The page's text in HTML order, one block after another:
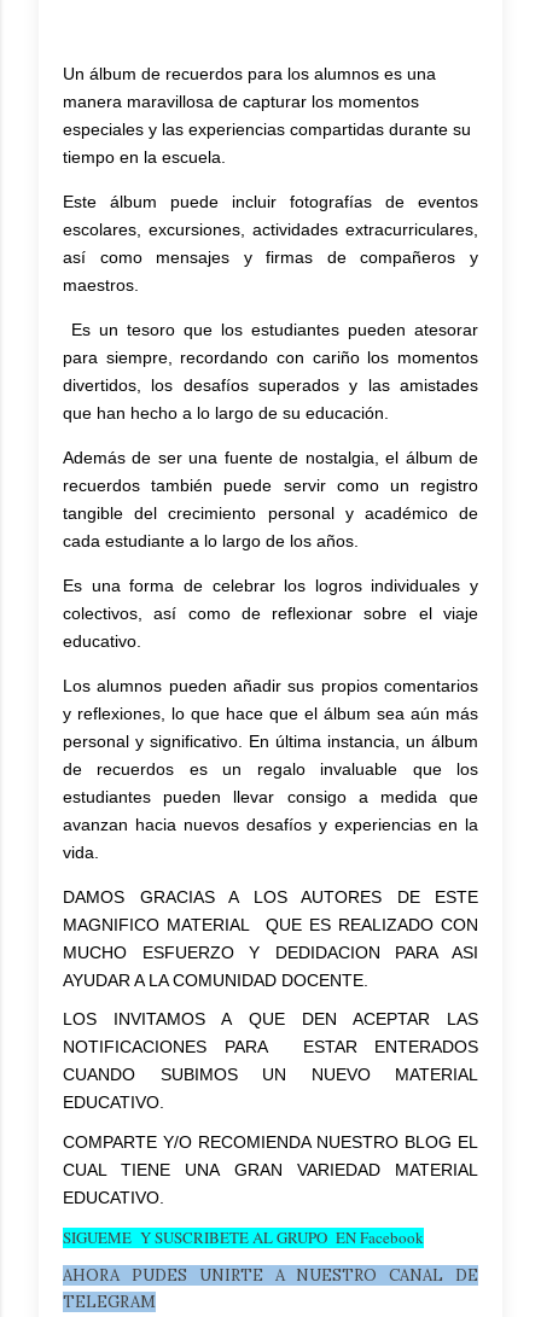
Un álbum de recuerdos para los alumnos es una
manera maravillosa de capturar los momentos
especiales y las experiencias compartidas durante su
tiempo en la escuela.
Este álbum puede incluir fotografías de eventos
escolares, excursiones, actividades extracurriculares,
así como mensajes y firmas de compañeros y
maestros.
Es un tesoro que los estudiantes pueden atesorar
para siempre, recordando con cariño los momentos
divertidos, los desafíos superados y las amistades
que han hecho a lo largo de su educación.
Además de ser una fuente de nostalgia, el álbum de
recuerdos también puede servir como un registro
tangible del crecimiento personal y académico de
cada estudiante a lo largo de los años.
Es una forma de celebrar los logros individuales y
colectivos, así como de reflexionar sobre el viaje
educativo.
Los alumnos pueden añadir sus propios comentarios
y reflexiones, lo que hace que el álbum sea aún más
personal y significativo. En última instancia, un álbum
de recuerdos es un regalo invaluable que los
estudiantes pueden llevar consigo a medida que
avanzan hacia nuevos desafíos y experiencias en la
vida.
DAMOS GRACIAS A LOS AUTORES DE ESTE
MAGNIFICO MATERIAL QUE ES REALIZADO CON
MUCHO ESFUERZO Y DEDIDACION PARA ASI
AYUDAR A LA COMUNIDAD DOCENTE.
LOS INVITAMOS A QUE DEN ACEPTAR LAS
NOTIFICACIONES PARA ESTAR ENTERADOS
CUANDO SUBIMOS UN NUEVO MATERIAL
EDUCATIVO.
COMPARTE Y/O RECOMIENDA NUESTRO BLOG EL
CUAL TIENE UNA GRAN VARIEDAD MATERIAL
EDUCATIVO.
SIGUEME Y SUSCRIBETE AL GRUPO EN Facebook
AHORA PUDES UNIRTE A NUESTRO CANAL DE
TELEGRAM